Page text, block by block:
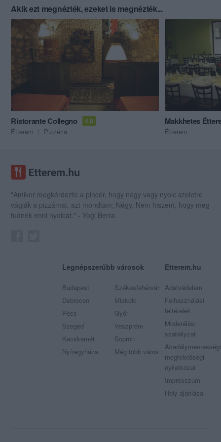
Akik ezt megnézték, ezeket is megnézték...
Ristorante Collegno 4.0
Étterem Pizzéria
Makkhetes
Étterem
"Amikor megkérdezte a pincér, hogy négy vagy nyolc szeletre
vágják a pizzámat, azt mondtam; Négy. Nem hiszem, hogy meg
tudnék enni nyolcat." - Yogi Berra
Legnépszerűbb városok
Budapest
Debrecen
Pécs
Szeged
Kecskemét
Nyíregyháza
Székesfehérvár
Miskolc
Győr
Veszprém
Sopron
Még több város
Etterem.hu
Adatvédelem
Felhasználási
feltételek
Moderálási
szabályzat
Akadálymentességi
megfelelőségi
nyilatkozat
Impresszum
Hely ajánlása